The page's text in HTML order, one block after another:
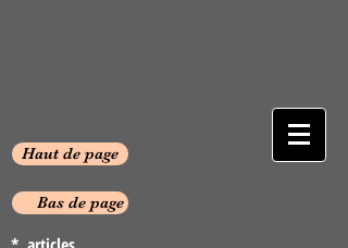
Haut de page
Bas de page